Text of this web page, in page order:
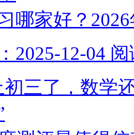
哪家好？
2025-12-04 阅
初三了，数学